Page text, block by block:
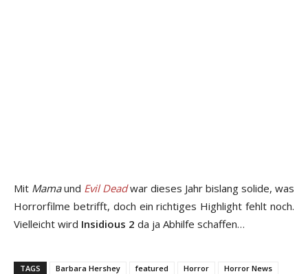
Mit Mamaund Evil Deadwar dieses Jahr bislang solide, was
Horrorfilme betrifft, doch ein richtiges Highlight fehlt noch.
Vielleicht wird Insidious 2 da ja Abhilfe schaffen…
TAGS Barbara Hershey featured Horror
Horror News